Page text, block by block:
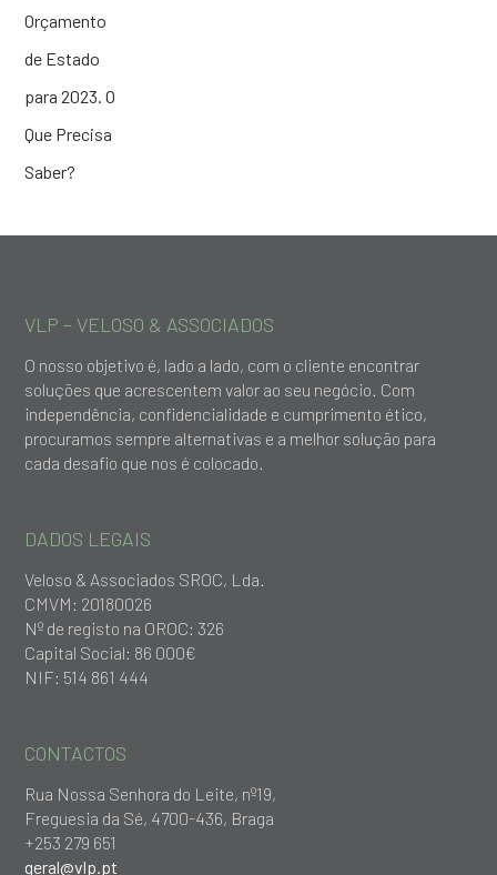
VLP – VELOSO & ASSOCIADOS
O nosso objetivo é, lado a lado, com o cliente encontrar
soluções que acrescentem valor ao seu negócio. Com
independência, confidencialidade e cumprimento ético,
procuramos sempre alternativas e a melhor solução para
cada desafio que nos é colocado.
DADOS LEGAIS
Veloso & Associados SROC, Lda.
CMVM: 20180026
Nº de registo na OROC: 326
Capital Social: 86 000€
NIF: 514 861 444
CONTACTOS
Rua Nossa Senhora do Leite, nº19,
Freguesia da Sé, 4700-436, Braga
+253 279 651
geral@vlp.pt